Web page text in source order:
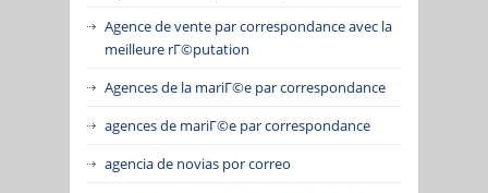
Agence de vente par correspondance avec la
meilleure rГ©putation
Agences de la mariГ©e par correspondance
agences de mariГ©e par correspondance
agencia de novias por correo